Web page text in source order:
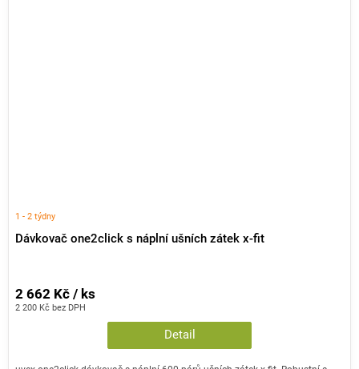
Dávkovač one2click s náplní ušních zátek x-fit
1 - 2 týdny
2 200 Kč bez DPH
2 662 Kč / ks
Detail